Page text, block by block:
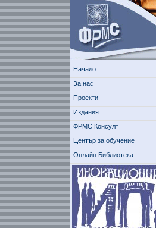
Начало
За нас
Проекти
Издания
ФРМС Консулт
Център за обучение
Онлайн Библиотека